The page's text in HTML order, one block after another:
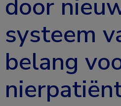
door
systeem
belang